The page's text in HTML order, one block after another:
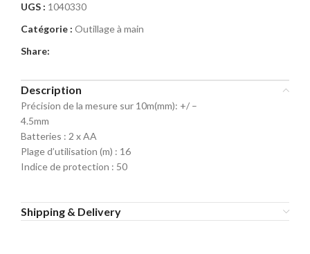
UGS : 1040330
Catégorie : Outillage à main
Share:
Description
Précision de la mesure sur 10m(mm): +/ –
4.5mm
Batteries : 2 x AA
Plage d’utilisation (m) : 16
Indice de protection : 50
Shipping & Delivery